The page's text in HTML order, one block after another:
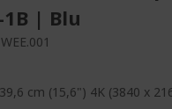
1B | Blu
cm (15,6") 4K (3840 x